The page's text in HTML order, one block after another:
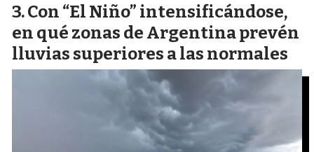
Con “El Niño” intensificándose,
en qué zonas de Argentina prevén
lluvias superiores a las normales